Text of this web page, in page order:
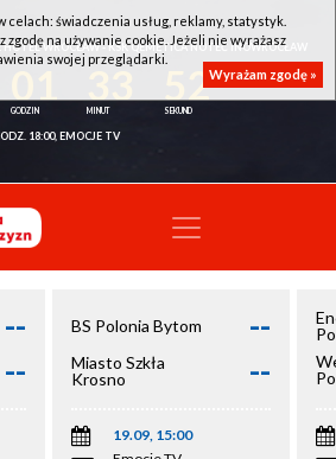
WROCŁAW - KSK QEMETICA NOTEĆ INOWROCŁAW
52
18:00, EMOCJE TV
--
--
BS Polonia Bytom --
Miasto Szkła
Krosno
--
19.09, 15:00
celach: świadczenia usług, reklamy, statystyk.
zgodę na używanie cookie. Jeżeli nie wyrażasz
swojej przeglądarki.
Wyrażam zgodę »